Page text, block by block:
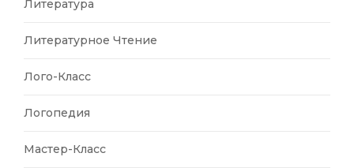
Литература
Литературное Чтение
Лого-Класс
Логопедия
Мастер-Класс